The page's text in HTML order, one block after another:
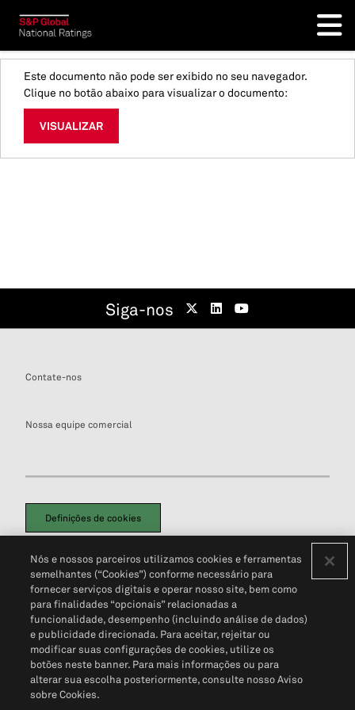
Este documento não pode ser exibido no seu navegador.
Clique no botão abaixo para visualizar o documento:
VISUALIZAR
Siga-nos
Contate-nos
Nossa equipe comercial
Definições de cookies
Política de PrivacidadePortal de privacidade do cliente (em inglês)
Não Venda Minhas Informações Pessoais© 2026 S&P Global
Nós e nossos parceiros utilizamos cookies e ferramentas
semelhantes (“Cookies”) conforme necessário para
fornecer serviços digitais e operar nosso site, bem como
para finalidades “opcionais” relacionadas a
funcionalidade, desempenho (incluindo análise de dados)
e publicidade direcionada. Para aceitar, rejeitar ou
modificar suas configurações de cookies, utilize os
botões neste banner. Para mais informações ou para
alterar sua escolha posteriormente, consulte nosso Aviso
sobre Cookies.